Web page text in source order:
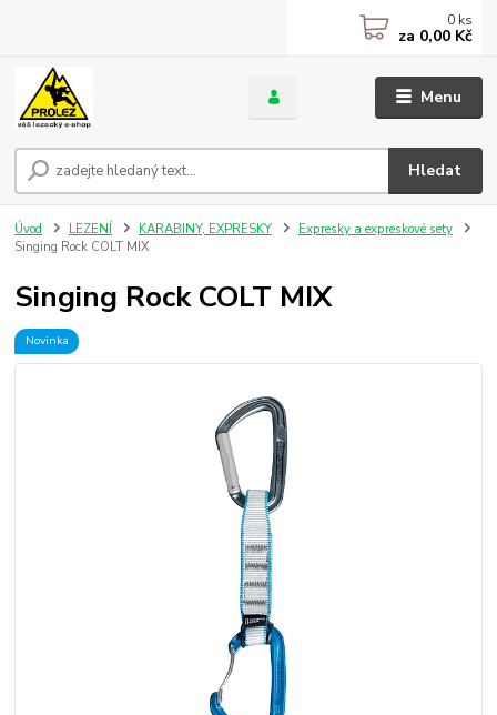
Menu
Hledat
0 ks
za 0,00 Kč
Úvod LEZENÍ KARABINY, EXPRESKY
Expresky a expreskové sety
Singing Rock COLT MIX
Singing Rock COLT MIX
Novinka